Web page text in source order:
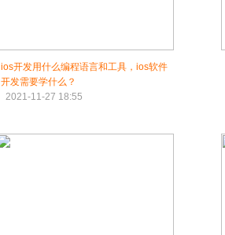
ios开发用什么编程语言和工具，ios软件
开发需要学什么？
2021-11-27 18:55